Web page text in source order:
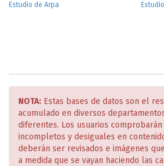
Estudio de Arpa
NOTA: Estas bases de datos son el
acumulado en diversos
diferentes. Los usuarios
incompletos y desiguales en
deberán ser revisados e imágenes
a medida que se vayan haciendo las